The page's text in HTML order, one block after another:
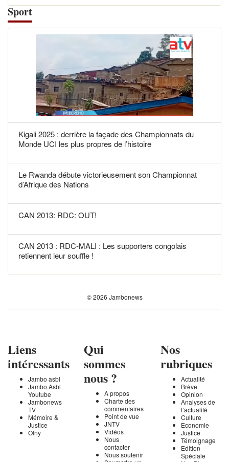
Sport
Kigali 2025 : derrière la façade des Championnats du
Monde UCI les plus propres de l’histoire
Le Rwanda débute victorieusement son Championnat
d’Afrique des Nations
CAN 2013: RDC: OUT!
CAN 2013 : RDC-MALI : Les supporters congolais
retiennent leur souffle !
© 2026 Jambonews
Liens
intéressants
Jambo asbl
Jambo Asbl
Youtube
Jambonews
TV
Mémoire &
Justice
Olny
Qui
sommes
nous ?
A propos
Charte des
commentaires
Point de vue
JNTV
Vidéos
Nous
contacter
Nous soutenir
Nos
rubriques
Actualité
Brève
Opinion
Analyses de
l’actualité
Culture
Economie
Justice
Témoignage
Edition
Spéciale